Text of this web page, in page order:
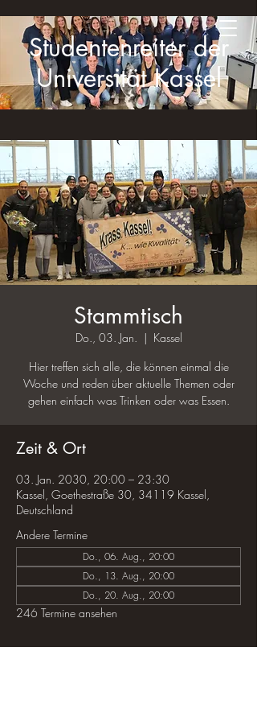
Studentenreiter der
Universität Kassel
Stammtisch
Do., 03. Jan.
  |
Kassel
Hier treffen sich alle, die können einmal die
Woche und reden über aktuelle Themen oder
gehen einfach was Trinken oder was Essen.
Zeit & Ort
03. Jan. 2030, 20:00 – 23:30
Kassel, Goethestraße 30, 34119 Kassel,
Deutschland
Andere Termine
Do., 06. Aug., 20:00
Do., 13. Aug., 20:00
Do., 20. Aug., 20:00
246 Termine ansehen